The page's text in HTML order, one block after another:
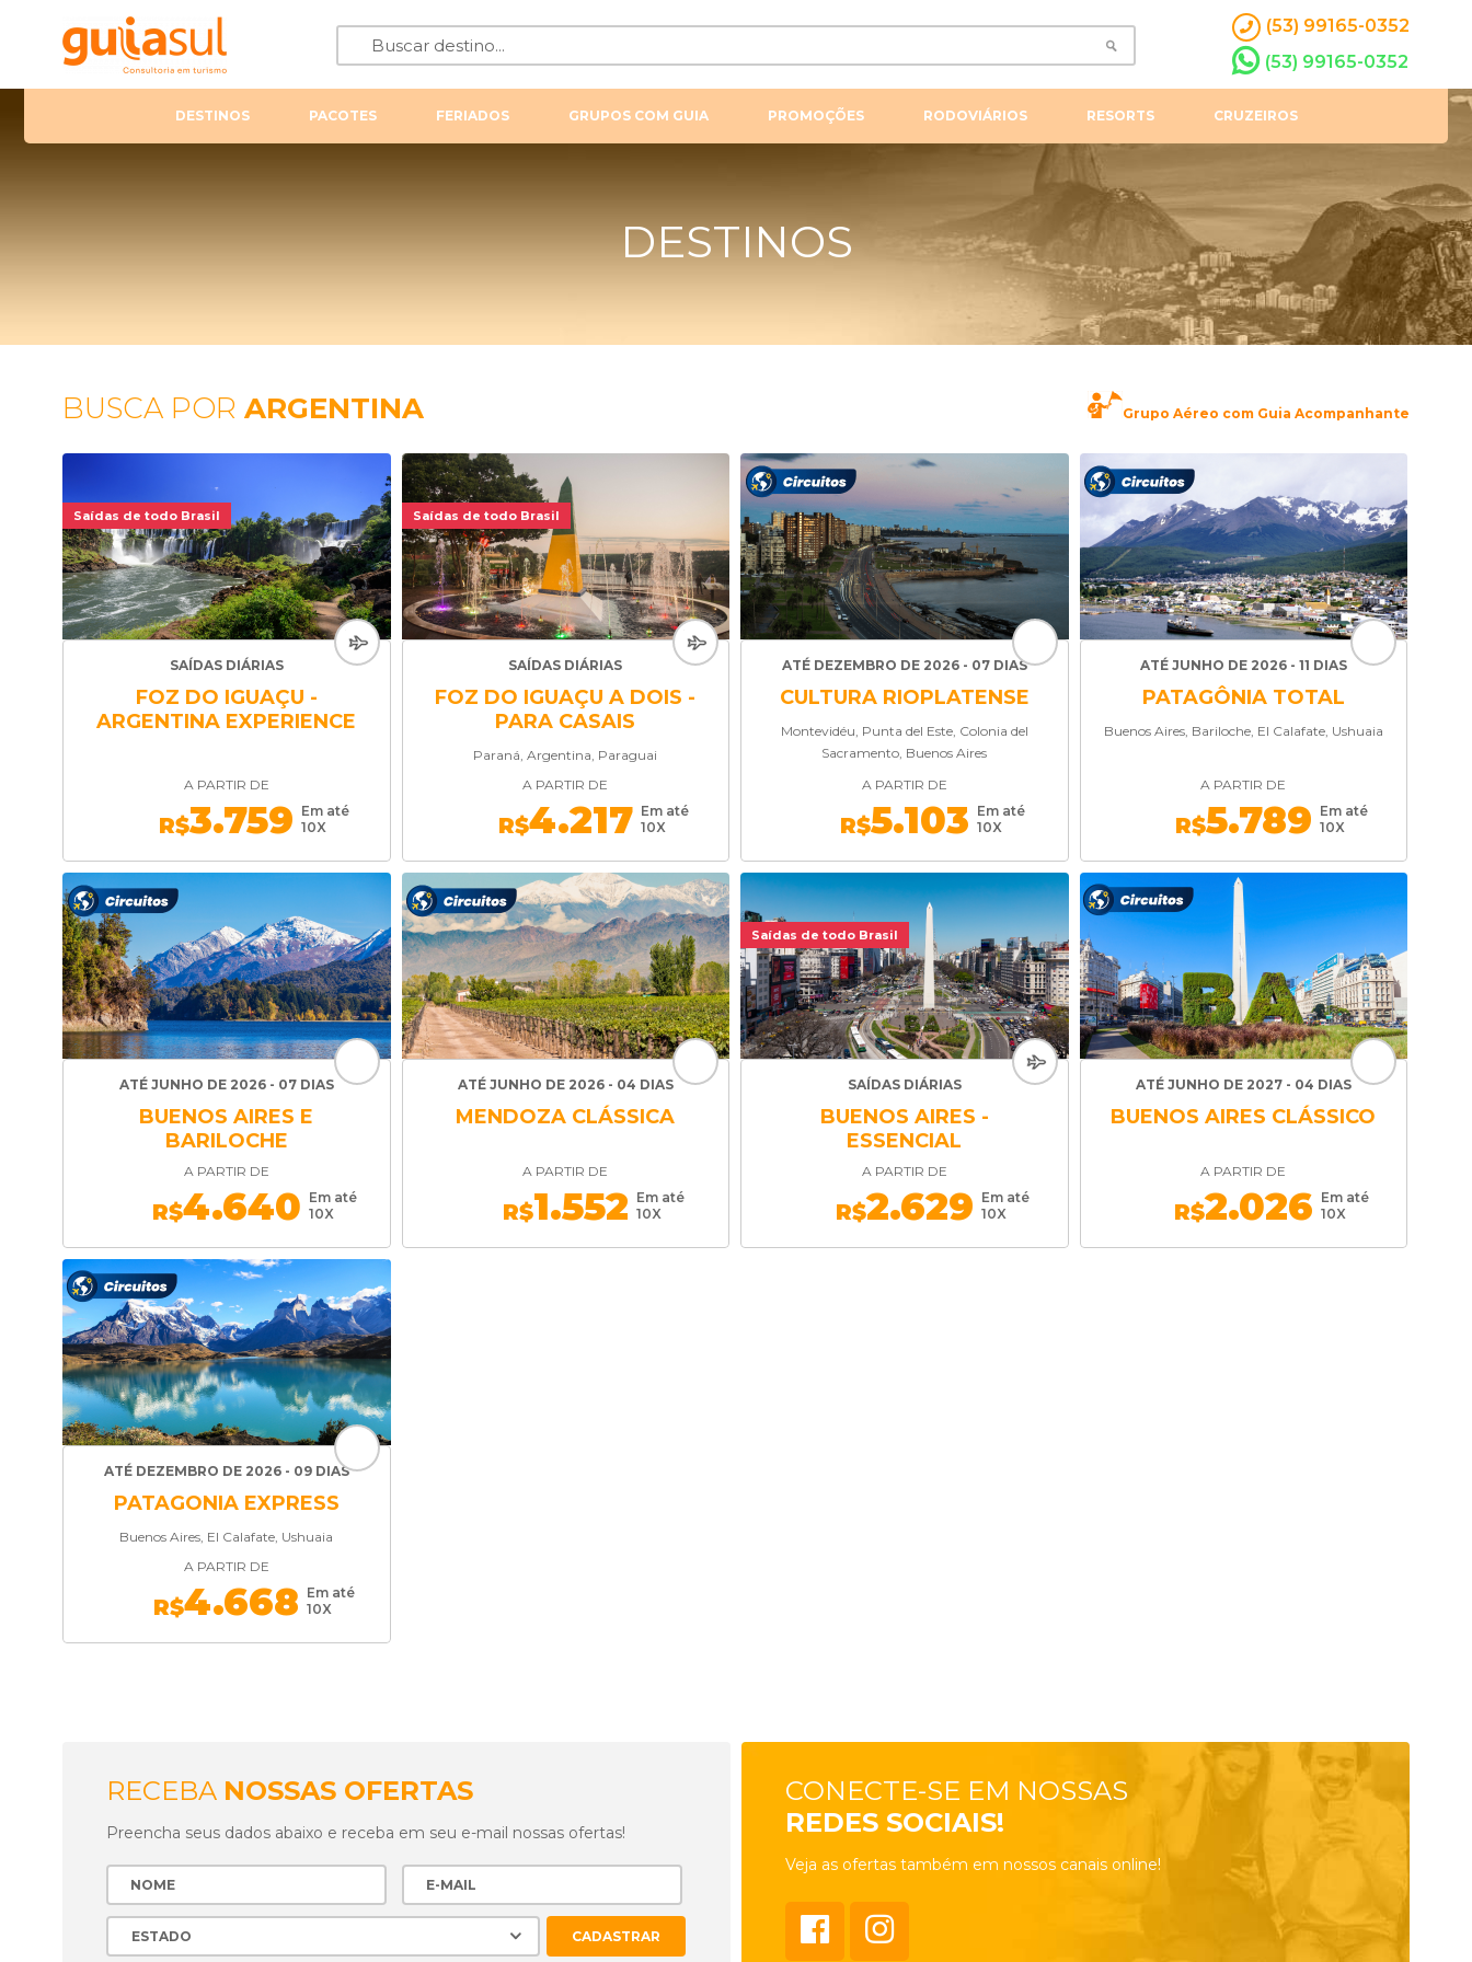
(53) 99165-0352
(53) 99165-0352
DESTINOS PACOTES FERIADOS GRUPOS COM GUIA PROMOÇÕES RODOVIÁRIOS RESORTS CRUZEIROS
DESTINOS
BUSCA POR ARGENTINA Grupo Aéreo com Guia Acompanhante
Saídas de todo Brasil
SAÍDAS DIÁRIAS
FOZ DO IGUAÇU -
ARGENTINA EXPERIENCE
A PARTIR DE
R$3.759 Em até
10X
Saídas de todo Brasil
SAÍDAS DIÁRIAS
FOZ DO IGUAÇU A DOIS -
PARA CASAIS
Paraná, Argentina, Paraguai
A PARTIR DE
R$4.217 Em até
10X
ATÉ DEZEMBRO DE 2026 - 07 DIAS
CULTURA RIOPLATENSE
Montevidéu, Punta del Este, Colonia del
Sacramento, Buenos Aires
A PARTIR DE
R$5.103 Em até
10X
ATÉ JUNHO DE 2026 - 11 DIAS
PATAGÔNIA TOTAL
Buenos Aires, Bariloche, El Calafate, Ushuaia
A PARTIR DE
R$5.789 Em até
10X
ATÉ JUNHO DE 2026 - 07 DIAS
BUENOS AIRES E
BARILOCHE
A PARTIR DE
R$4.640 Em até
10X
ATÉ JUNHO DE 2026 - 04 DIAS
MENDOZA CLÁSSICA
A PARTIR DE
R$1.552 Em até
10X
Saídas de todo Brasil
SAÍDAS DIÁRIAS
BUENOS AIRES -
ESSENCIAL
A PARTIR DE
R$2.629 Em até
10X
ATÉ JUNHO DE 2027 - 04 DIAS
BUENOS AIRES CLÁSSICO
A PARTIR DE
R$2.026 Em até
10X
ATÉ DEZEMBRO DE 2026 - 09 DIAS
PATAGONIA EXPRESS
Buenos Aires, El Calafate, Ushuaia
A PARTIR DE
R$4.668 Em até
10X
RECEBA NOSSAS OFERTAS
Preencha seus dados abaixo e receba em seu e-mail nossas ofertas!
CONECTE-SE EM NOSSAS
REDES SOCIAIS!
Veja as ofertas também em nossos canais online!